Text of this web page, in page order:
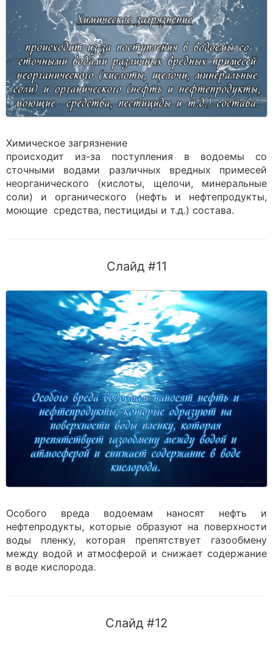
Химическое загрязнение
происходит из-за поступления в водоемы со
сточными водами различных вредных примесей
неорганического (кислоты, щелочи, минеральные
соли) и органического (нефть и нефтепродукты,
моющие средства, пестициды и т.д.) состава.
Слайд #11
Особого вреда водоемам наносят нефть и
нефтепродукты, которые образуют на поверхности
воды пленку, которая препятствует газообмену
между водой и атмосферой и снижает содержание
в воде кислорода.
Слайд #12